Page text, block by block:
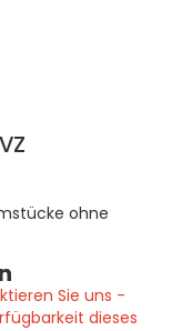
ohne
Sie uns -
dieses